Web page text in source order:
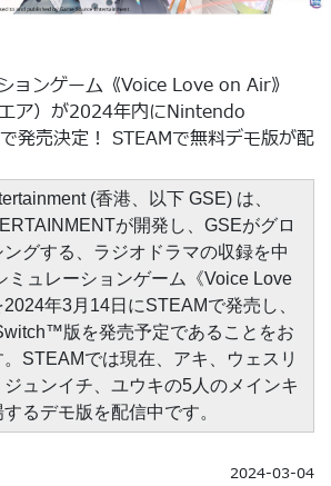
ョンゲーム《Voice Love on Air》
エア）が2024年内にNintendo
発売決定！ STEAMで無料デモ版が配
(香港、以下 GSE) は、
が開発し、GSEがグロ
グする、ラジオドラマの収録を中
ミュレーションゲーム《Voice Love
年3月14日にSTEAMで発売し、
版を発売予定であることをお
STEAMでは現在、アキ、ウェスリ
ュンイチ、ユウキの5人のメインキ
るデモ版を配信中です。
2024-03-04